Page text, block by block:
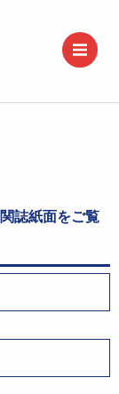
誌紙面をご覧